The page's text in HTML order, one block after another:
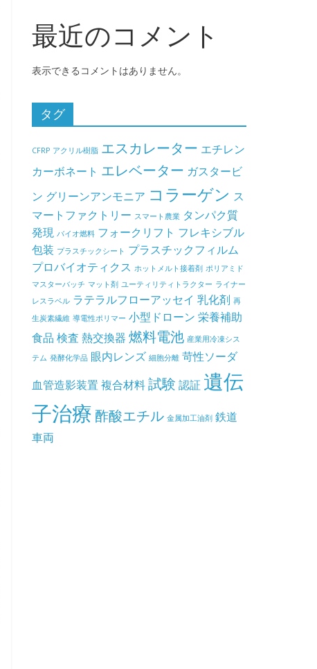
最近のコメント
表示できるコメントはありません。
タグ
CFRP アクリル樹脂 エスカレーター エチレン
カーボネート エレベーター ガスタービ
ン グリーンアンモニア コラーゲン ス
マートファクトリー スマート農業 タンパク質
発現 バイオ燃料 フォークリフト フレキシブル
包装 プラスチックシート プラスチックフィルム
プロバイオティクス ホットメルト接着剤 ポリアミド
マスターバッチ マット剤 ユーティリティトラクター ライナー
レスラベル ラテラルフローアッセイ 乳化剤 再
生炭素繊維 導電性ポリマー 小型ドローン 栄養補助
食品 検査 熱交換器 燃料電池 産業用冷凍シス
テム 発酵化学品 眼内レンズ 細胞分離 苛性ソーダ
血管造影装置 複合材料試験 認証 遺伝
子治療 酢酸エチル 金属加工油剤 鉄道
車両